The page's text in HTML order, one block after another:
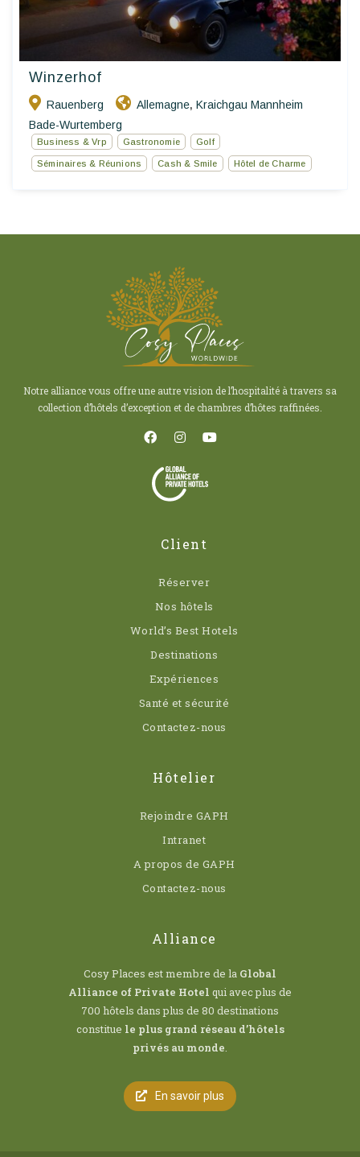
Winzerhof
Rauenberg Allemagne, Kraichgau Mannheim
Bade-Wurtemberg
Business & Vrp Gastronomie Golf
Séminaires & Réunions Cash & Smile Hôtel de Charme
Notre alliance vous offre une autre vision de l’hospitalité à travers sa
collection d’hôtels d’exception et de chambres d’hôtes raffinées.
Client
Réserver
Nos hôtels
World’s Best Hotels
Destinations
Expériences
Santé et sécurité
Contactez-nous
Hôtelier
Rejoindre GAPH
Intranet
A propos de GAPH
Contactez-nous
Alliance
Cosy Places est membre de la Global
Alliance of Private Hotel qui avec plus de
700 hôtels dans plus de 80 destinations
constitue le plus grand réseau d’hôtels
privés au monde.
En savoir plus